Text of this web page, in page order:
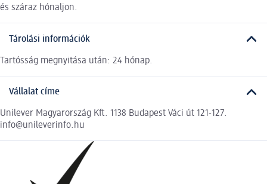
és száraz hónaljon.
Tárolási információk
Tartósság megnyitása után: 24 hónap.
Vállalat címe
Unilever Magyarország Kft. 1138 Budapest Váci út 121-127.
info@unileverinfo.hu